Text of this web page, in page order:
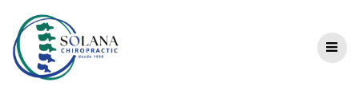
Como lo hacemos